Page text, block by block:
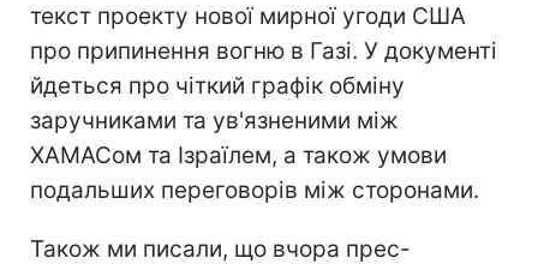
текст проекту нової мирної угоди США
про припинення вогню в Газі. У документі
йдеться про чіткий графік обміну
заручниками та ув'язненими між
ХАМАСом та Ізраїлем, а також умови
подальших переговорів між сторонами.
Також ми писали, що вчора прес-